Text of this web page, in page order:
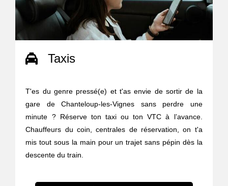
Taxis
T'es du genre pressé(e) et t'as envie de sortir de la
gare de Chanteloup-les-Vignes sans perdre une
minute ? Réserve ton taxi ou ton VTC à l’avance.
Chauffeurs du coin, centrales de réservation, on t'a
mis tout sous la main pour un trajet sans pépin dès la
descente du train.